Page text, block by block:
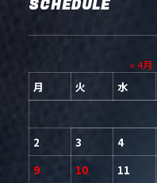
SCHEDULE
« 4月
月
火 水
2
3 4
9
10 11